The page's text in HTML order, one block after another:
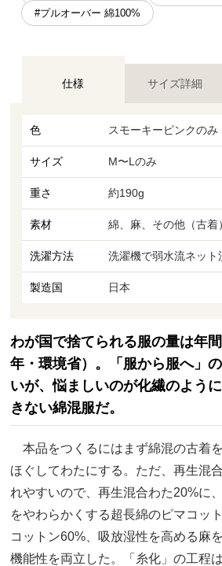
#プルオーバー 綿100%
仕様 サイズ詳細
色 スモーキーピンクのみ
サイズ M〜Lのみ
重さ 約190g
素材 綿、麻、その他（古着
洗濯方法 洗濯機で弱水流ネット
製造国 日本
わが国で捨てられる服の量は年
年・環境省）。「服から服へ」
いが、悩ましいのが化繊のよう
きない綿混服だ。
本品をつくるにはまず綿混の古着
ほぐしてわたにする。ただ、再生混
れやすいので、再生混合わた20%に
をやわらかくする超長綿のピマコッ
コットン60%、吸放湿性を高める麻
機能性を両立した。「糸化」の工程